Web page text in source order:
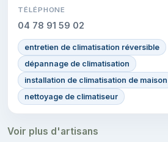
TÉLÉPHONE
04 78 91 59 02
entretien de climatisation réversible
dépannage de climatisation
installation de climatisation de maison
nettoyage de climatiseur
Voir plus d'artisans